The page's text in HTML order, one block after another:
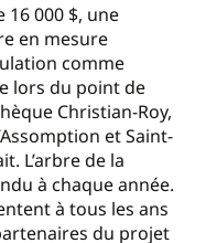
16 000 $, une
en mesure
comme
lors du point de
Christian-Roy,
et Saint-
L’arbre de la
à chaque année.
à tous les ans
du projet